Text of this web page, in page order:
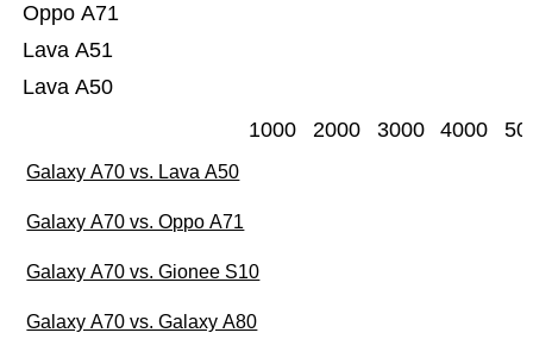
Lava A50
Lava A51
Oppo A71
1000 2000 3000 4000
Galaxy A70 vs. Lava A50
Galaxy A70 vs. Oppo A71
Galaxy A70 vs. Gionee S10
Galaxy A70 vs. Galaxy A80